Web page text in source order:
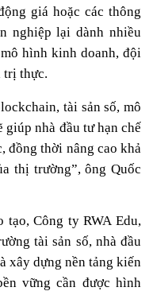
giá hoặc các thông
nghiệp lại dành nhiều
hình kinh doanh, đội
trị thực.
tài sản số, mô
nhà đầu tư hạn chế
đồng thời nâng cao khả
thị trường”, ông Quốc
tạo, Công ty RWA Edu,
tài sản số, nhà đầu
xây dựng nền tảng kiến
vững cần được hình